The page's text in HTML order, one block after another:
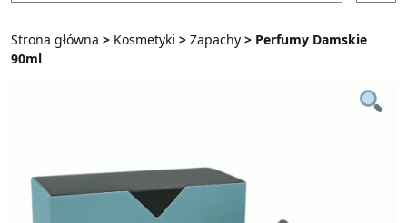
Strona główna > Kosmetyki > Zapachy > Perfumy Damskie
90ml